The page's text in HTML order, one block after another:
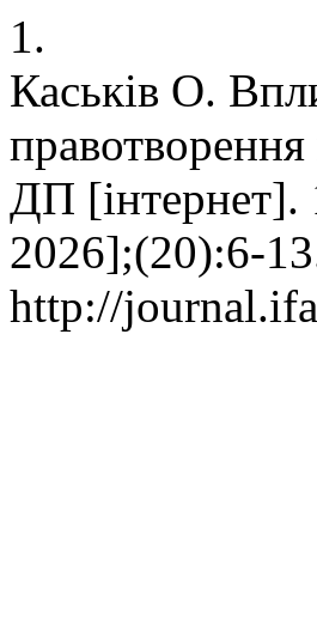
1.
Каськів О.
ДП [інтернет].
2026];(20):6-
http://